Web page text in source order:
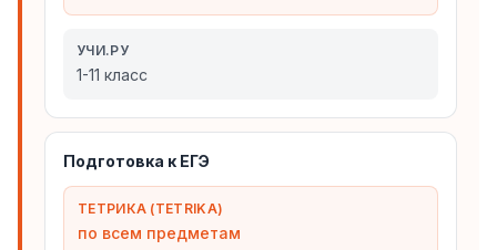
УЧИ.РУ
1-11 класс
Подготовка к ЕГЭ
ТЕТРИКА (TETRIKA)
по всем предметам